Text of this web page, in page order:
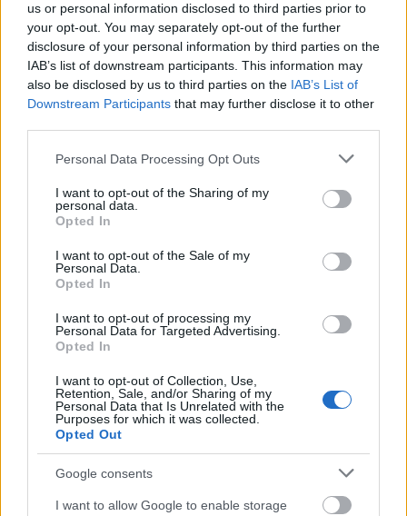
us or personal information disclosed to third parties prior to
your opt-out. You may separately opt-out of the further
disclosure of your personal information by third parties on the
IAB’s list of downstream participants. This information may
also be disclosed by us to third parties on the IAB’s List of
Downstream Participants that may further disclose it to other
Please note that this website/app uses one or more Google
not limited to your visit or usage behaviour. You may click to
grant or deny consent to Google and its third-party tags to
use your data for below specified purposes in below Google
consent section.
Personal Data Processing Opt Outs
I want to opt-out of the Sharing of my
personal data.
Opted In
I want to opt-out of the Sale of my
Personal Data.
Opted In
I want to opt-out of processing my
Personal Data for Targeted Advertising.
Opted In
I want to opt-out of Collection, Use,
Retention, Sale, and/or Sharing of my
Personal Data that Is Unrelated with the
Purposes for which it was collected.
Opted Out
Google consents
I want to allow Google to enable storage
SZTÁRHÍREK
Gyurta Dániel: „Megtanultam
kitartani, megtanultam
koncentrálni és nem feladni”
SZTÁRHÍREK
Horváth Lili: „Meg kell tanulnunk
magunkat elfogadni, ha boldogan
akarunk élni”